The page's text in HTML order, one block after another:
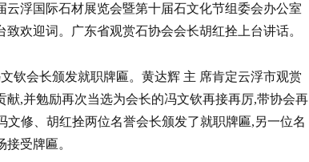
云浮国际石材展览会暨第十届石文化节组委会办公室
欢迎词。广东省观赏石协会会长胡红拴上台讲话。
钦会长颁发就职牌匾。黄达辉 主 席肯定云浮市观赏
献,并勉励再次当选为会长的冯文钦再接再厉,带协会再
文修、胡红拴两位名誉会长颁发了就职牌匾,另一位名
受牌匾。